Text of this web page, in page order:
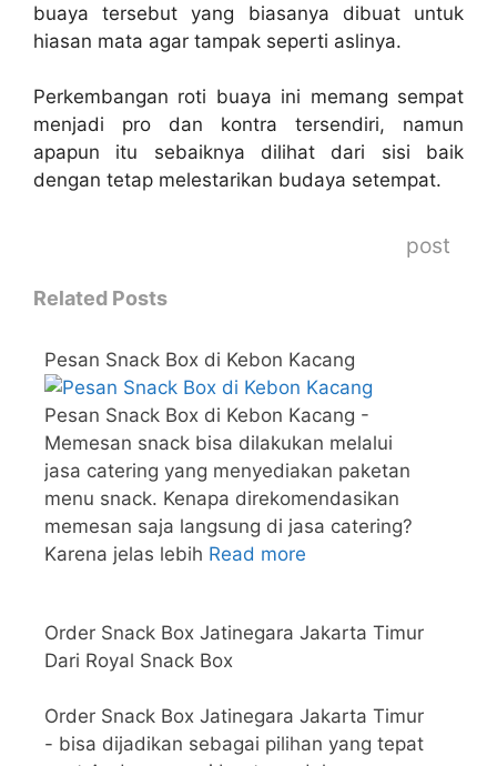
buaya tersebut yang biasanya dibuat untuk
hiasan mata agar tampak seperti aslinya.
Perkembangan roti buaya ini memang sempat
menjadi pro dan kontra tersendiri, namun
apapun itu sebaiknya dilihat dari sisi baik
dengan tetap melestarikan budaya setempat.
post
Related Posts
Pesan Snack Box di Kebon Kacang
Pesan Snack Box di Kebon Kacang -
Memesan snack bisa dilakukan melalui
jasa catering yang menyediakan paketan
menu snack. Kenapa direkomendasikan
memesan saja langsung di jasa catering?
Karena jelas lebih Read more
Order Snack Box Jatinegara Jakarta Timur
Dari Royal Snack Box
Order Snack Box Jatinegara Jakarta Timur
- bisa dijadikan sebagai pilihan yang tepat